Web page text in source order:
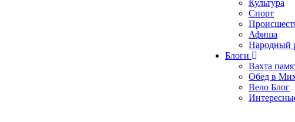
Культура
Спорт
Афиша
Народный
Блоги
Вахта
Обед в
Вело Блог